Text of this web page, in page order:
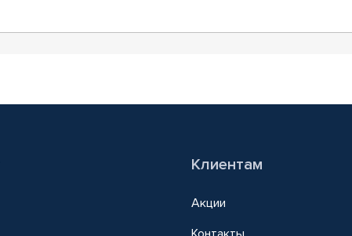
Клиентам
Акции